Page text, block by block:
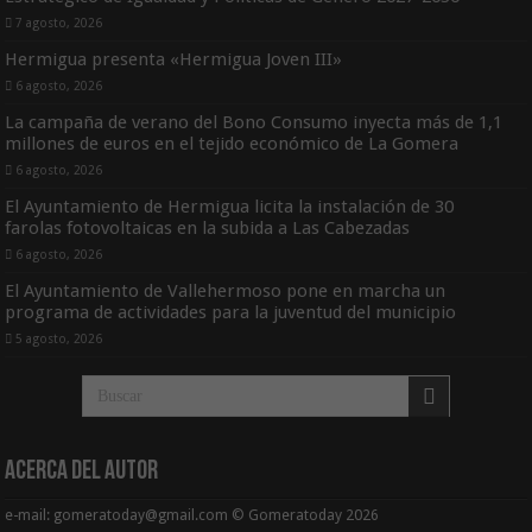
7 agosto, 2026
Hermigua presenta «Hermigua Joven III»
6 agosto, 2026
La campaña de verano del Bono Consumo inyecta más de 1,1
millones de euros en el tejido económico de La Gomera
6 agosto, 2026
El Ayuntamiento de Hermigua licita la instalación de 30
farolas fotovoltaicas en la subida a Las Cabezadas
6 agosto, 2026
El Ayuntamiento de Vallehermoso pone en marcha un
programa de actividades para la juventud del municipio
5 agosto, 2026
Acerca del Autor
e-mail: gomeratoday@gmail.com © Gomeratoday 2026